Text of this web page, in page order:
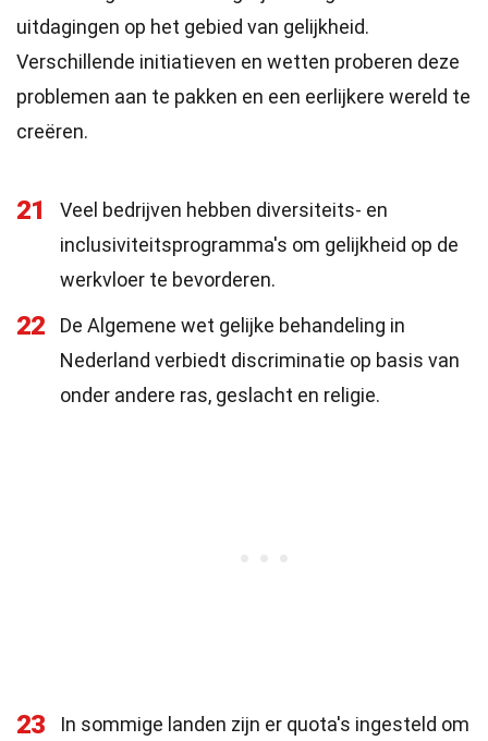
uitdagingen op het gebied van gelijkheid.
Verschillende initiatieven en wetten proberen deze
problemen aan te pakken en een eerlijkere wereld te
creëren.
21
Veel bedrijven hebben diversiteits- en
inclusiviteitsprogramma's om gelijkheid op de
werkvloer te bevorderen.
22
De Algemene wet gelijke behandeling in
Nederland verbiedt discriminatie op basis van
onder andere ras, geslacht en religie.
23
In sommige landen zijn er quota's ingesteld om